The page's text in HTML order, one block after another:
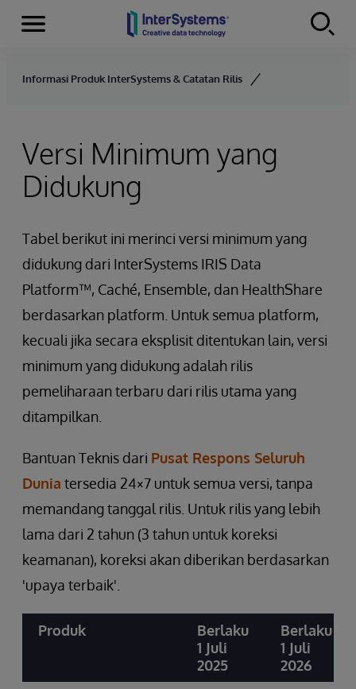
Skip to content
Menu
Informasi Produk InterSystems & Catatan Rilis
Versi Minimum yang
Didukung
Tabel berikut ini merinci versi minimum yang
didukung dari InterSystems IRIS Data
Platform™, Caché, Ensemble, dan HealthShare
berdasarkan platform. Untuk semua platform,
kecuali jika secara eksplisit ditentukan lain, versi
minimum yang didukung adalah rilis
pemeliharaan terbaru dari rilis utama yang
ditampilkan.
Bantuan Teknis dari Pusat Respons Seluruh
Dunia tersedia 24×7 untuk semua versi, tanpa
memandang tanggal rilis. Untuk rilis yang lebih
lama dari 2 tahun (3 tahun untuk koreksi
keamanan), koreksi akan diberikan berdasarkan
'upaya terbaik'.
Produk
Berlaku
1 Juli
2025
Berlaku
1 Juli
2026